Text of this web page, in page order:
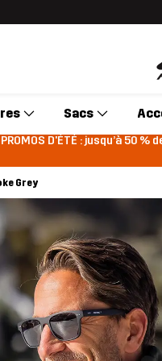
Sacs
PROMOS D'ÉTÉ : jusqu’à 50 %
Grey